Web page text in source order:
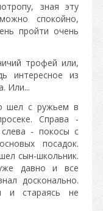
зная эту
спокойно,
пройти очень
трофей или,
интересное из
Или...
шел с ружьем в
Справа -
- покосы с
посадок.
сын-школьник.
давно и все
досконально.
и стараясь не